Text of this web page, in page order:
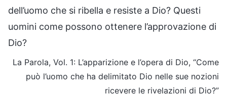
dell’uomo che si ribella e resiste a Dio? Questi
uomini come possono ottenere l’approvazione di
Dio?
La Parola, Vol. 1: L’apparizione e l’opera di Dio, “Come
può l’uomo che ha delimitato Dio nelle sue nozioni
ricevere le rivelazioni di Dio?”